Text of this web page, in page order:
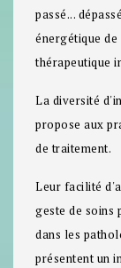
passé...
énergétique
thérapeutique
La diversité
propose aux
de traitement.
Leur facilité
geste de soins
dans les
présentent un